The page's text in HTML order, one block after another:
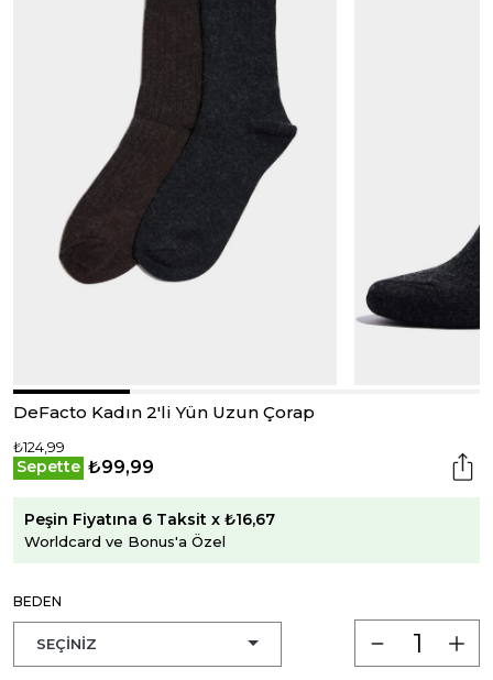
DeFacto Kadın 2'li Yün Uzun Çorap
₺124,99
Sepette ₺99,99
Peşin Fiyatına 6 Taksit x ₺16,67
Worldcard ve Bonus'a Özel
BEDEN